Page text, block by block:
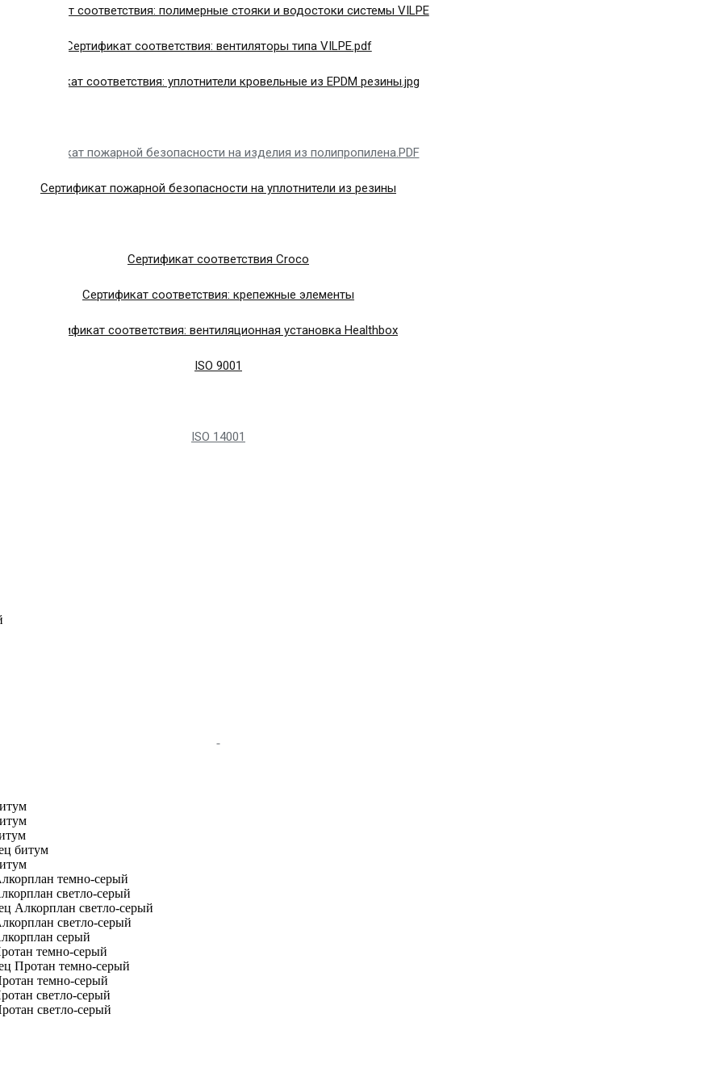
Сертификат соответствия: полимерные стояки и водостоки системы VILPE
Сертификат соответствия: вентиляторы типа VILPE.pdf
Сертификат соответствия: уплотнители кровельные из EPDM резины.jpg
Сертификат пожарной безопасности на изделия из полипропилена.PDF
Сертификат пожарной безопасности на уплотнители из резины
Сертификат соответствия Croco
Сертификат соответствия: крепежные элементы
Сертификат соответствия: вентиляционная установка Healthbox
ISO 9001
ISO 14001
битум
темно-серый
светло-серый
Алкорплан светло-серый
светло-серый
серый
темно-серый
Протан темно-серый
темно-серый
светло-серый
светло-серый